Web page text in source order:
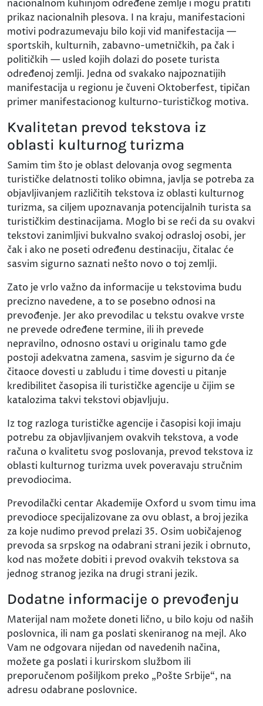
nacionalnom kuhinjom određene zemlje i mogu pratiti
prikaz nacionalnih plesova. I na kraju, manifestacioni
motivi podrazumevaju bilo koji vid manifestacija —
sportskih, kulturnih, zabavno-umetničkih, pa čak i
političkih — usled kojih dolazi do posete turista
određenoj zemlji. Jedna od svakako najpoznatijih
manifestacija u regionu je čuveni Oktoberfest, tipičan
primer manifestacionog kulturno-turističkog motiva.
Kvalitetan prevod tekstova iz
oblasti kulturnog turizma
Samim tim što je oblast delovanja ovog segmenta
turističke delatnosti toliko obimna, javlja se potreba za
objavljivanjem različitih tekstova iz oblasti kulturnog
turizma, sa ciljem upoznavanja potencijalnih turista sa
turističkim destinacijama. Moglo bi se reći da su ovakvi
tekstovi zanimljivi bukvalno svakoj odrasloj osobi, jer
čak i ako ne poseti određenu destinaciju, čitalac će
sasvim sigurno saznati nešto novo o toj zemlji.
Zato je vrlo važno da informacije u tekstovima budu
precizno navedene, a to se posebno odnosi na
prevođenje. Jer ako prevodilac u tekstu ovakve vrste
ne prevede određene termine, ili ih prevede
nepravilno, odnosno ostavi u originalu tamo gde
postoji adekvatna zamena, sasvim je sigurno da će
čitaoce dovesti u zabludu i time dovesti u pitanje
kredibilitet časopisa ili turističke agencije u čijim se
katalozima takvi tekstovi objavljuju.
Iz tog razloga turističke agencije i časopisi koji imaju
potrebu za objavljivanjem ovakvih tekstova, a vode
računa o kvalitetu svog poslovanja, prevod tekstova iz
oblasti kulturnog turizma uvek poveravaju stručnim
prevodiocima.
Prevodilački centar Akademije Oxford u svom timu ima
prevodioce specijalizovane za ovu oblast, a broj jezika
za koje nudimo prevod prelazi 35. Osim uobičajenog
prevoda sa srpskog na odabrani strani jezik i obrnuto,
kod nas možete dobiti i prevod ovakvih tekstova sa
jednog stranog jezika na drugi strani jezik.
Dodatne informacije o prevođenju
Materijal nam možete doneti lično, u bilo koju od naših
poslovnica, ili nam ga poslati skeniranog na mejl. Ako
Vam ne odgovara nijedan od navedenih načina,
možete ga poslati i kurirskom službom ili
preporučenom pošiljkom preko „Pošte Srbije“, na
adresu odabrane poslovnice.